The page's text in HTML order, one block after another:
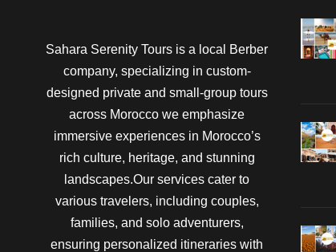
Sahara Serenity Tours is a local Berber
company, specializing in custom-
designed private and small-group tours
across Morocco we emphasize
immersive experiences in Morocco’s
rich culture, heritage, and stunning
landscapes.Our services cater to
various travelers, including couples,
families, and solo adventurers,
ensuring personalized itineraries with